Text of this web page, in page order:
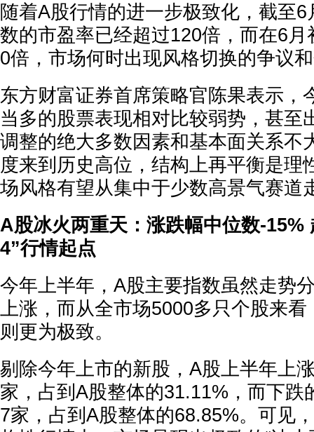
随着A股行情的进一步极致化，截至
数的市盈率已经超过120倍，而在6
0倍，市场何时出现风格切换的争议
东方财富证券首席策略官陈果表示，
当多的股票表现相对比较弱势，甚至
调整的绝大多数因素和基本面关系不
度来到历史高位，结构上再平衡是理
场风格有望从集中于少数高景气赛道
A股冰火两重天：涨跌幅中位数-15%
4”行情起点
今年上半年，A股主要指数虽然走势
上涨，而从全市场5000多只个股来
则更为极致。
剔除今年上市的新股，A股上半年上
家，占到A股整体的31.11%，而下跌
7家，占到A股整体的68.85%。可见